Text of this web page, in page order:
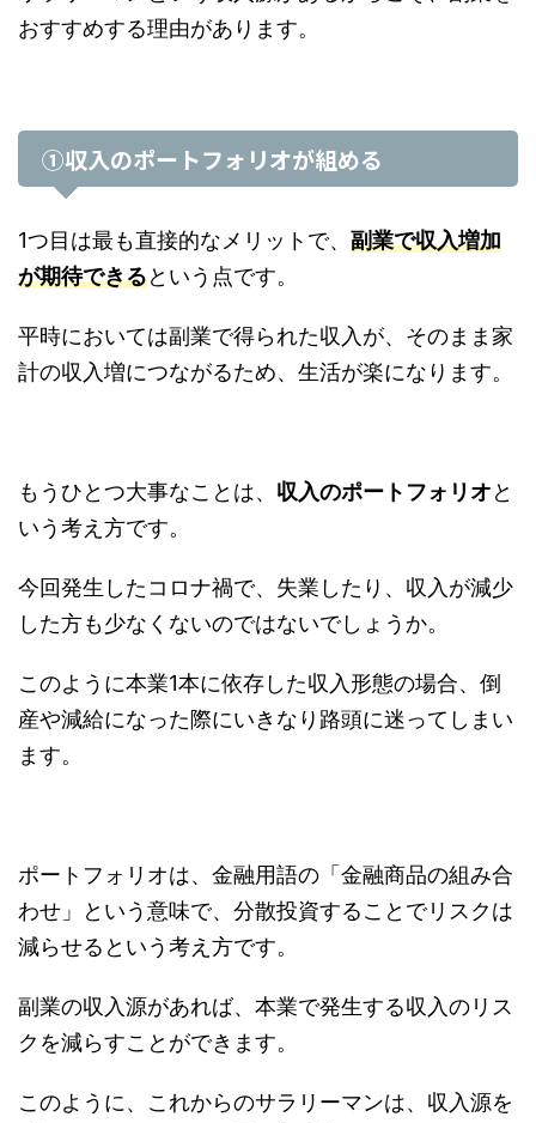
おすすめする理由があります。
①収入のポートフォリオが組める
1つ目は最も直接的なメリットで、 副業で収入増加
が期待できるという点です。
平時においては副業で得られた収入が、そのまま家
計の収入増につながるため、生活が楽になります。
もうひとつ大事なことは、 収入のポートフォリオと
いう考え方です。
今回発生したコロナ禍で、失業したり、収入が減少
した方も少なくないのではないでしょうか。
このように本業1本に依存した収入形態の場合、倒
産や減給になった際にいきなり路頭に迷ってしまい
ます。
ポートフォリオは、金融用語の「金融商品の組み合
わせ」という意味で、分散投資することでリスクは
減らせるという考え方です。
副業の収入源があれば、本業で発生する収入のリス
クを減らすことができます。
このように、これからのサラリーマンは、収入源を